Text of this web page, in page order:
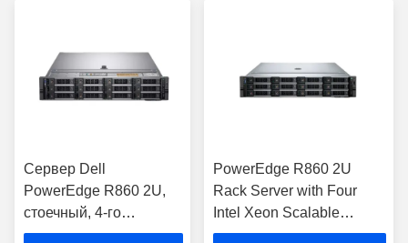
Сервер Dell
PowerEdge R860 2U,
стоечный, 4-го
поколения Intel Xeon,
PowerEdge R860 2U
Rack Server with Four
Intel Xeon Scalable
Processors